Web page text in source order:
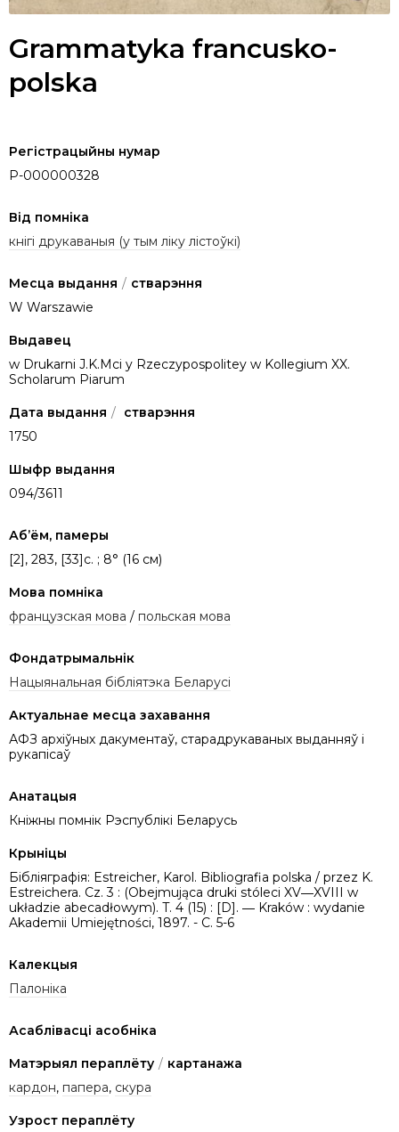
Grammatyka francusko-
polska
Регістрацыйны нумар
P-000000328
Від помніка
кнігі друкаваныя (у тым ліку лістоўкі)
Месца выдання / стварэння
W Warszawie
Выдавец
w Drukarni J.K.Mci y Rzeczypospolitey w Kollegium XX.
Scholarum Piarum
Дата выдання / стварэння
1750
Шыфр выдання
094/3611
Аб’ём, памеры
[2], 283, [33]c. ; 8° (16 см)
Мова помніка
французская мова / польская мова
Фондатрымальнік
Нацыянальная бібліятэка Беларусі
Актуальнае месца захавання
АФЗ архіўных дакументаў, старадрукаваных выданняў і
рукапісаў
Анатацыя
Кніжны помнік Рэспублікі Беларусь
Крыніцы
Бібліяграфія: Estreicher, Karol. Bibliografia polska / przez K.
Estreichera. Cz. 3 : (Obejmująca druki stóleci XV―XVIII w
układzie abecadłowym). T. 4 (15) : [D]. ― Kraków : wydanie
Akademii Umiejętności, 1897. - C. 5-6
Калекцыя
Палоніка
Асаблівасці асобніка
Матэрыял пераплёту / картанажа
кардон, папера, скура
Узрост пераплёту